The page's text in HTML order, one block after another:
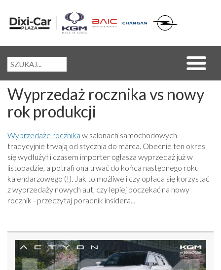
Wyprzedaż rocznika vs nowy
rok produkcji
Wyprzedaże rocznika w salonach samochodowych
tradycyjnie trwają od stycznia do marca. Obecnie ten okres
się wydłużył i czasem importer ogłasza wyprzedaż już w
listopadzie, a potrafi ona trwać do końca następnego roku
kalendarzowego (!). Jak to możliwe i czy opłaca się korzystać
z wyprzedaży nowych aut, czy lepiej poczekać na nowy
rocznik - przeczytaj poradnik insidera...